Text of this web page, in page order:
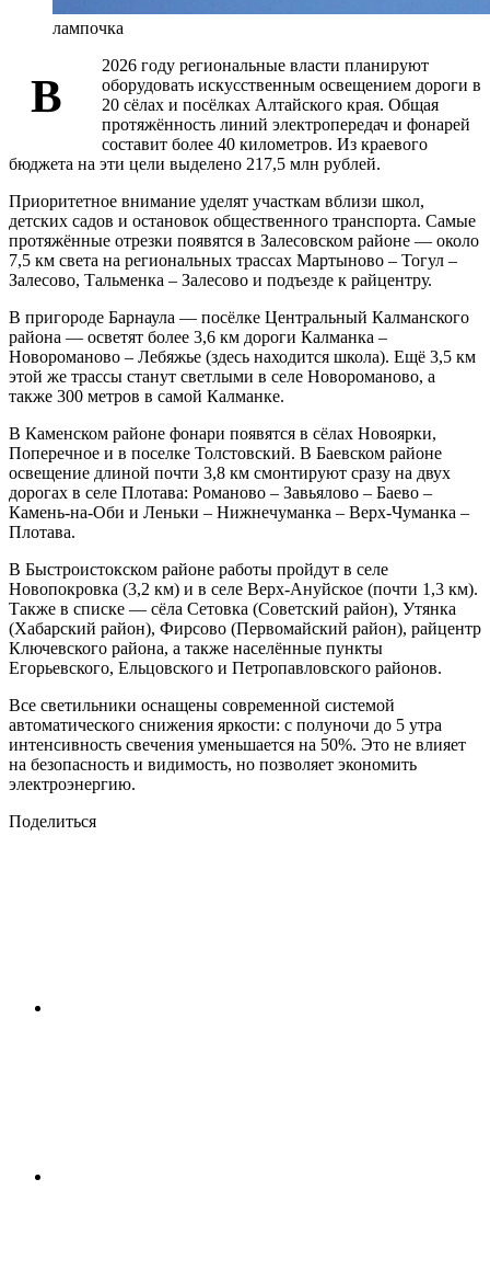
лампочка
В
2026 году региональные власти планируют
оборудовать искусственным освещением дороги в
20 сёлах и посёлках Алтайского края. Общая
протяжённость линий электропередач и фонарей
составит более 40 километров. Из краевого
бюджета на эти цели выделено 217,5 млн рублей.
Приоритетное внимание уделят участкам вблизи школ,
детских садов и остановок общественного транспорта. Самые
протяжённые отрезки появятся в Залесовском районе — около
7,5 км света на региональных трассах Мартыново – Тогул –
Залесово, Тальменка – Залесово и подъезде к райцентру.
В пригороде Барнаула — посёлке Центральный Калманского
района — осветят более 3,6 км дороги Калманка –
Новороманово – Лебяжье (здесь находится школа). Ещё 3,5 км
этой же трассы станут светлыми в селе Новороманово, а
также 300 метров в самой Калманке.
В Каменском районе фонари появятся в сёлах Новоярки,
Поперечное и в поселке Толстовский. В Баевском районе
освещение длиной почти 3,8 км смонтируют сразу на двух
дорогах в селе Плотава: Романово – Завьялово – Баево –
Камень-на-Оби и Леньки – Нижнечуманка – Верх-Чуманка –
Плотава.
В Быстроистокском районе работы пройдут в селе
Новопокровка (3,2 км) и в селе Верх-Ануйское (почти 1,3 км).
Также в списке — сёла Сетовка (Советский район), Утянка
(Хабарский район), Фирсово (Первомайский район), райцентр
Ключевского района, а также населённые пункты
Егорьевского, Ельцовского и Петропавловского районов.
Все светильники оснащены современной системой
автоматического снижения яркости: с полуночи до 5 утра
интенсивность свечения уменьшается на 50%. Это не влияет
на безопасность и видимость, но позволяет экономить
электроэнергию.
Поделиться